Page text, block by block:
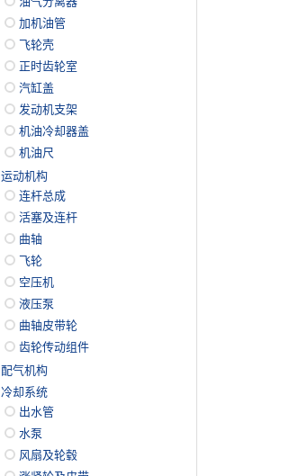
加机油管
飞轮壳
正时齿轮室
汽缸盖
发动机支架
机油冷却器盖
机油尺
运动机构
连杆总成
活塞及连杆
曲轴
飞轮
空压机
液压泵
曲轴皮带轮
齿轮传动组件
配气机构
冷却系统
出水管
水泵
风扇及轮毂